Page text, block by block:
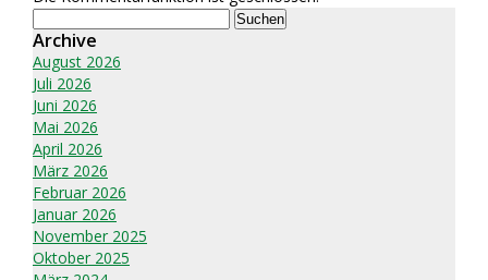
Suchen
nach:
Archive
August 2026
Juli 2026
Juni 2026
Mai 2026
April 2026
März 2026
Februar 2026
Januar 2026
November 2025
Oktober 2025